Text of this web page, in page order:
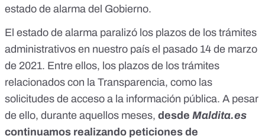
estado de alarma del Gobierno.
El estado de alarma paralizó los plazos de los trámites
administrativos en nuestro país el pasado 14 de marzo
de 2021. Entre ellos, los plazos de los trámites
relacionados con la Transparencia, como las
solicitudes de acceso a la información pública. A pesar
de ello, durante aquellos meses, desde Maldita.es
continuamos realizando peticiones de